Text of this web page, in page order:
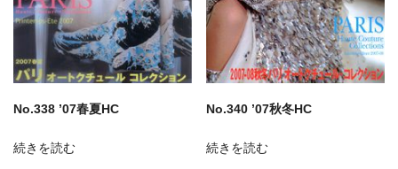
No.338 ’07春夏HC
続きを読む
No.340 ’07秋冬HC
続きを読む